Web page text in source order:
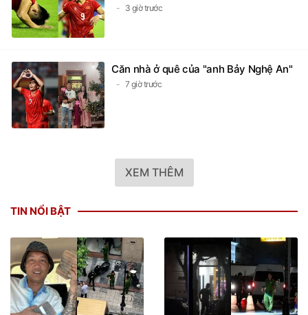
3 giờ trước
Căn nhà ở quê của "anh Bảy Nghệ An"
7 giờ trước
XEM THÊM
TIN NỔI BẬT